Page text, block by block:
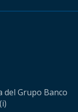
del Grupo Banco